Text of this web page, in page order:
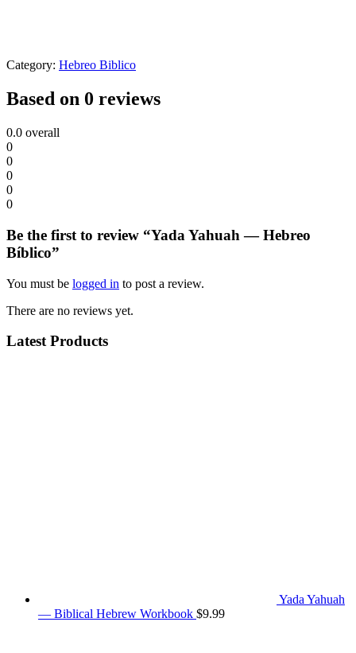
Category: Hebreo Biblico
Based on 0 reviews
0.0 overall
0
0
0
0
0
Be the first to review “Yada Yahuah — Hebreo
Bíblico”
You must be logged in to post a review.
There are no reviews yet.
Latest Products
Yada Yahuah
— Biblical Hebrew Workbook $9.99